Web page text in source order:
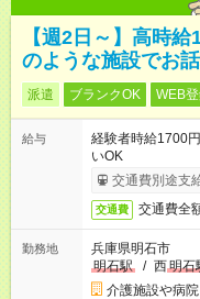
【週2日～】高時
のような施設でお
派遣 ブランクOK WEB
給与
経験者時給1700
いOK
交通費別途支
交通費 交通費全
勤務地
兵庫県明石市
明石駅
/ 西明石
介護施設や病